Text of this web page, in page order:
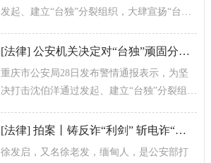
发起、建立“台独”分裂组织，大肆宣扬“台
是不折不扣的“台独”顽固分子。
[法律] 公安机关决定对“台独”顽固分子沈伯洋立案侦查
重庆市公安局28日发布警情通报表示，为坚
决打击沈伯洋通过发起、建立“台独”分裂组
该局根据《中华人民共和国刑法...
[法律] 拍案丨铸反诈“利剑” 斩电诈“黑手”——公安机关侦破缅北果敢徐老发犯罪集团案始末
徐发启，又名徐老发，缅甸人，是公安部打